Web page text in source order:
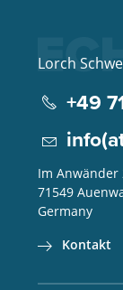
Lorch
+49
Im Anwänder
71549
Germany
Kontakt